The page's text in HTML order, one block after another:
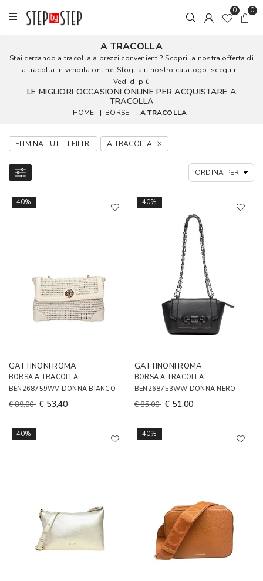
0 0
A TRACOLLA
Stai cercando a tracolla a prezzi convenienti? Scopri la nostra offerta di
a tracolla in vendita online. Sfoglia il nostro catalogo, scegli i...
Vedi di più
LE MIGLIORI OCCASIONI ONLINE PER ACQUISTARE A
TRACOLLA
HOME | BORSE | A TRACOLLA
ELIMINA TUTTI I FILTRI A TRACOLLA
40%
GATTINONI ROMA
BORSA A TRACOLLA
BEN268759WV DONNA BIANCO
€ 89,00 € 53,40
40%
GATTINONI ROMA
BORSA A TRACOLLA
BEN268753WW DONNA NERO
€ 85,00 € 51,00
40% 40%